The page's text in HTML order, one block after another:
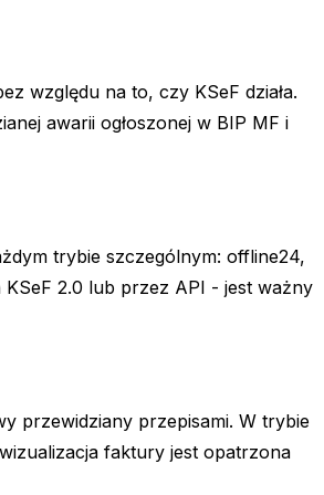
względu na to, czy KSeF działa.
awarii ogłoszonej w BIP MF i
trybie szczególnym: offline24,
2.0 lub przez API - jest ważny
przewidziany przepisami. W trybie
faktury jest opatrzona